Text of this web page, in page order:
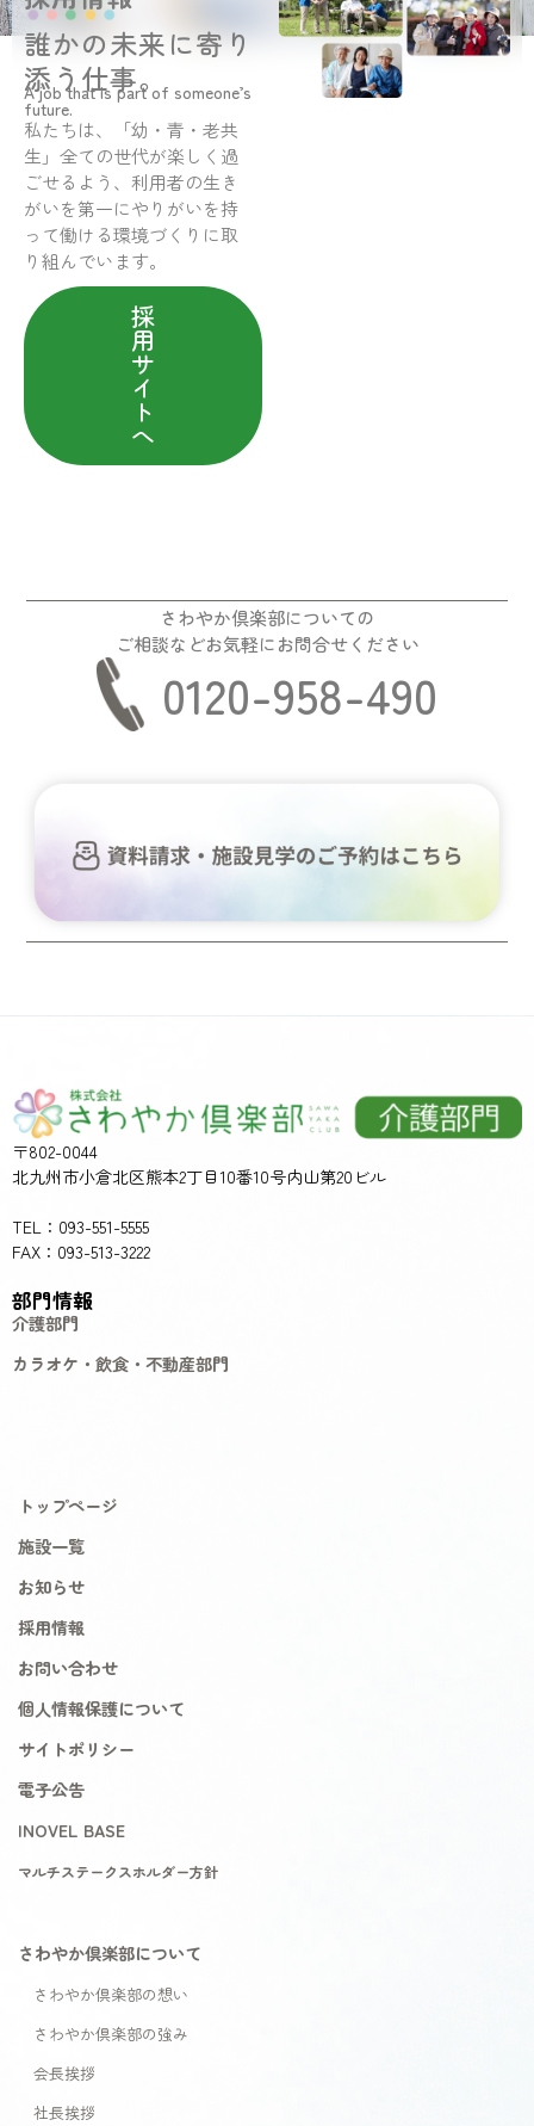
誰かの未来に寄り
添う仕事。
A job that is part of someone’s
future.
私たちは、「幼・青・老共
生」全ての世代が楽しく過
ごせるよう、利用者の生き
がいを第一にやりがいを持
って働ける環境づくりに取
り組んでいます。
採
用
サ
イ
ト
へ
さわやか倶楽部についての
ご相談などお気軽にお問合せください
0120-958-490
〒802-0044
北九州市小倉北区熊本2丁目10番10号内山第20ビル
TEL：093-551-5555
FAX：093-513-3222
部門情報
介護部門
カラオケ・飲食・不動産部門
トップページ
施設一覧
お知らせ
採用情報
お問い合わせ
個人情報保護について
サイトポリシー
電子公告
INOVEL BASE
マルチステークスホルダー方針
さわやか倶楽部について
さわやか倶楽部の想い
さわやか倶楽部の強み
会長挨拶
社長挨拶